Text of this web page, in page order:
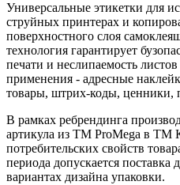
Универсальные этикетки для
струйных принтерах и
поверхностного слоя
технология гарантирует
печати и неслипаемость
применения - адресные
товары, штрих-коды, ценники,
В рамках ребрендинга
артикула из ТМ ProMega в ТМ
потребительских свойств
периода допускается
вариантах дизайна упаковки.